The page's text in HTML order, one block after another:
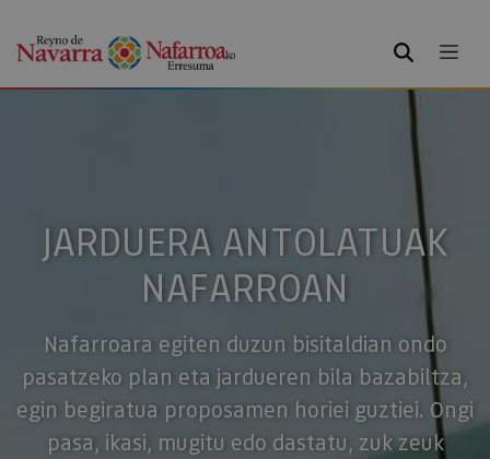
BILATU
JARDUERA ANTOLATUAK
NAFARROAN
Nafarroara egiten duzun bisitaldian ondo
pasatzeko plan eta jardueren bila bazabiltza,
egin begiratua proposamen horiei guztiei. Ongi
pasa, ikasi, mugitu edo dastatu, zuk zeuk